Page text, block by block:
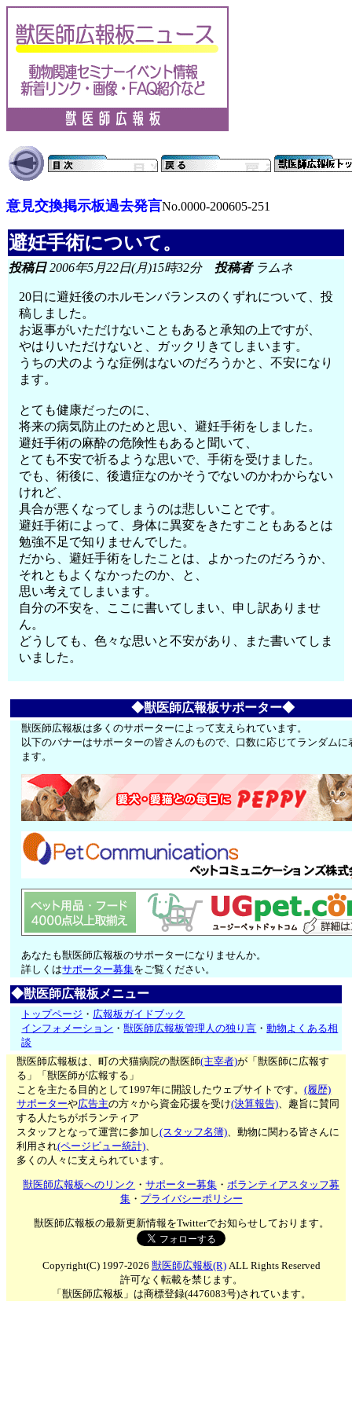
意見交換掲示板過去発言No.0000-200605-251
避妊手術について。
投稿日2006年5月22日(月)15時32分 投稿者ラムネ
20日に避妊後のホルモンバランスのくずれについて、投
稿しました。
お返事がいただけないこともあると承知の上ですが、
やはりいただけないと、ガックリきてしまいます。
うちの犬のような症例はないのだろうかと、不安になり
ます。
とても健康だったのに、
将来の病気防止のためと思い、避妊手術をしました。
避妊手術の麻酔の危険性もあると聞いて、
とても不安で祈るような思いで、手術を受けました。
でも、術後に、後遺症なのかそうでないのかわからない
けれど、
具合が悪くなってしまうのは悲しいことです。
避妊手術によって、身体に異変をきたすこともあるとは
勉強不足で知りませんでした。
だから、避妊手術をしたことは、よかったのだろうか、
それともよくなかったのか、と、
思い考えてしまいます。
自分の不安を、ここに書いてしまい、申し訳ありませ
ん。
どうしても、色々な思いと不安があり、また書いてしま
いました。
◆獣医師広報板サポーター◆
獣医師広報板は多くのサポーターによって支えられています。
以下のバナーはサポーターの皆さんのもので、口数に応じてランダムに
ます。
あなたも獣医師広報板のサポーターになりませんか。
詳しくはサポーター募集をご覧ください。
◆獣医師広報板メニュー
トップページ ・ 広報板ガイドブック
インフォメーション ・獣医師広報板管理人の独り言 ・動物よくある相
談
獣医師広報板は、町の犬猫病院の獣医師(主宰者)が「獣医師に広報す
る」「獣医師が広報する」
ことを主たる目的として1997年に開設したウェブサイトです。(履歴)
サポーターや広告主の方々から資金応援を受け(決算報告)、趣旨に賛同
する人たちがボランティア
スタッフとなって運営に参加し(スタッフ名簿)、動物に関わる皆さんに
利用され(ページビュー統計)、
多くの人々に支えられています。
獣医師広報板へのリンク ・サポーター募集 ・ボランティアスタッフ募
集・ プライバシーポリシー
獣医師広報板の最新更新情報をTwitterでお知らせしております。
Copyright(C) 1997-2026 獣医師広報板(R)ALL Rights Reserved
許可なく転載を禁じます。
「獣医師広報板」は商標登録(4476083号)されています。